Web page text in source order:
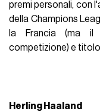
premi personali, con
della Champions
la Francia (ma il
competizione) e
Herling Haaland